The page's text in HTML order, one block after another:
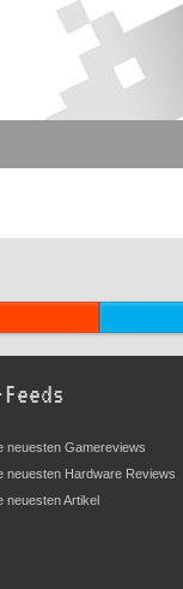
Feeds
neuesten Gamereviews
neuesten Hardware Reviews
neuesten Artikel